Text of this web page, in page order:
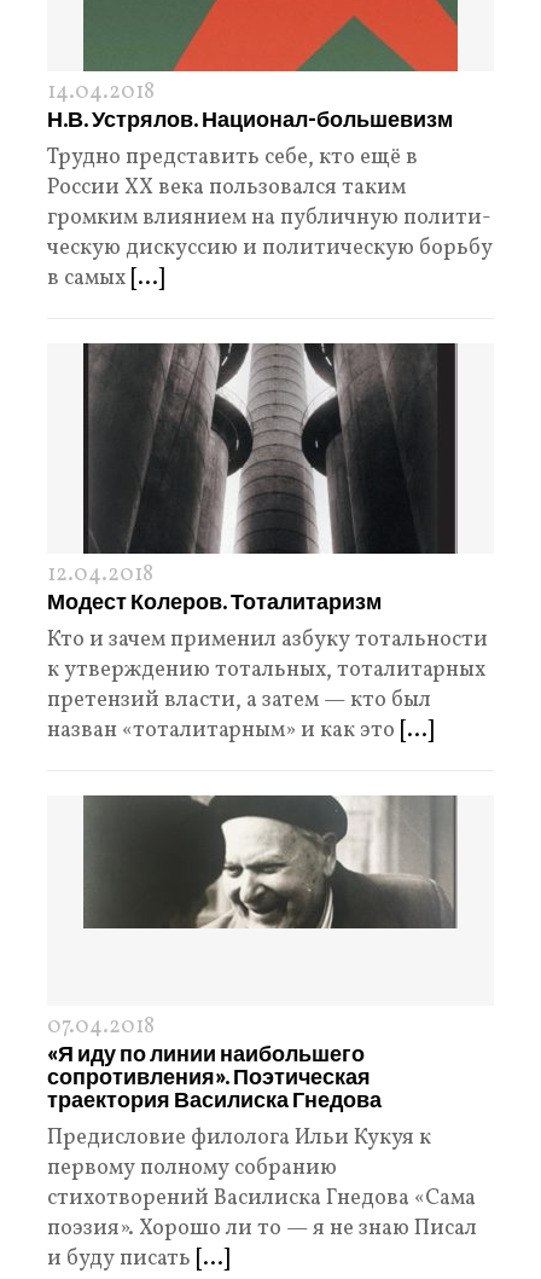
14.04.2018
Н.В. Устрялов. Национал-большевизм
Трудно представить себе, кто ещё в
России ХХ века поль­зовался таким
громким влиянием на публичную полити­
ческую дискуссию и политическую борьбу
в самых [...]
12.04.2018
Модест Колеров. Тоталитаризм
Кто и зачем применил азбуку тотальности
к утверждению тотальных, тоталитарных
претензий власти, а затем — кто был
назван «тоталитарным» и как это [...]
07.04.2018
«Я иду по линии наибольшего
сопротивления». Поэтическая
траектория Василиска Гнедова
Предисловие филолога Ильи Кукуя к
первому полному собранию
стихотворений Василиска Гнедова «Сама
поэзия». Хорошо ли то — я не знаю Писал
и буду писать [...]